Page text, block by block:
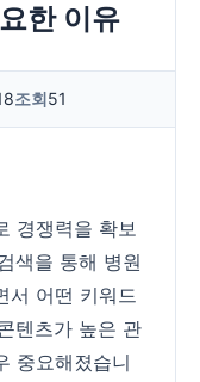
한 이유
조회51
경쟁력을 확보
색을 통해 병원
서 어떤 키워드
텐츠가 높은 관
중요해졌습니